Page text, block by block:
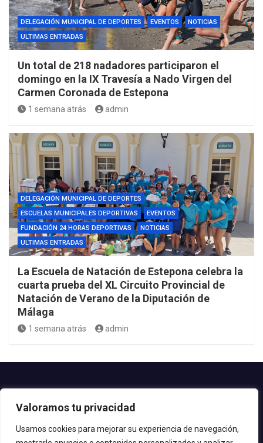
Valoramos tu privacidad
Usamos cookies para mejorar su experiencia de navegación,
DELEGACIÓN MUNICIPAL DE DEPORTES EVENTOS
NOTICIAS
ULTIMAS ENTRADAS
Un total de 218 nadadores participaron el
domingo en la IX Travesía a Nado Virgen del
Carmen Coronada de Estepona
1 semana atrás admin
DELEGACIÓN MUNICIPAL DE DEPORTES
ESCUELAS MUNICIPALES DEPORTIVAS
EVENTOS
FUNDACIÓN 24 HORAS DEPORTIVAS
NOTICIAS
ULTIMAS ENTRADAS
La Escuela de Natación de Estepona celebra la
cuarta prueba del XL Circuito Provincial de
Natación de Verano de la Diputación de
Málaga
1 semana atrás admin
Teléfono: 952.80.24.44